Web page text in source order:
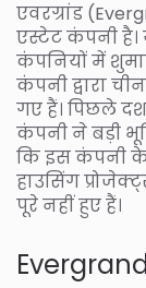
एवरग्रांड
एस्टेट कंपनी
कंपनियों में
कंपनी द्वारा
गए हैं। पिछले
कंपनी ने बड़ी
कि इस कंपनी
हाउसिंग
पूरे नहीं हुए हैं।